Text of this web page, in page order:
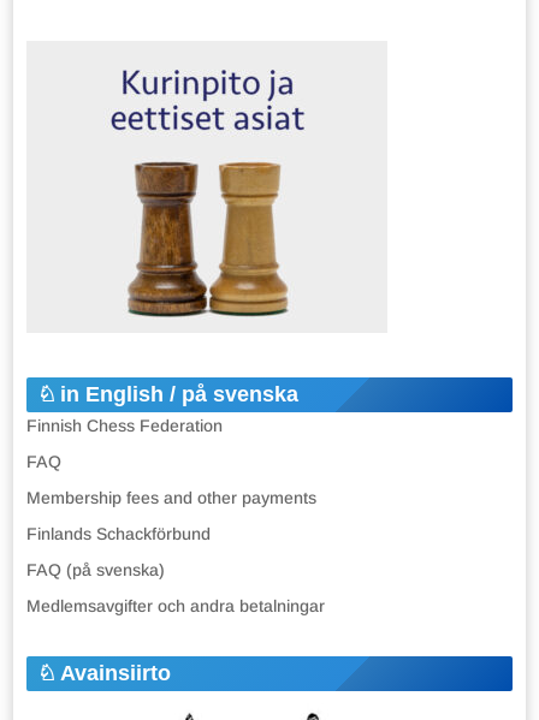
in English / på svenska
Finnish Chess Federation
FAQ
Membership fees and other payments
Finlands Schackförbund
FAQ (på svenska)
Medlemsavgifter och andra betalningar
Avainsiirto